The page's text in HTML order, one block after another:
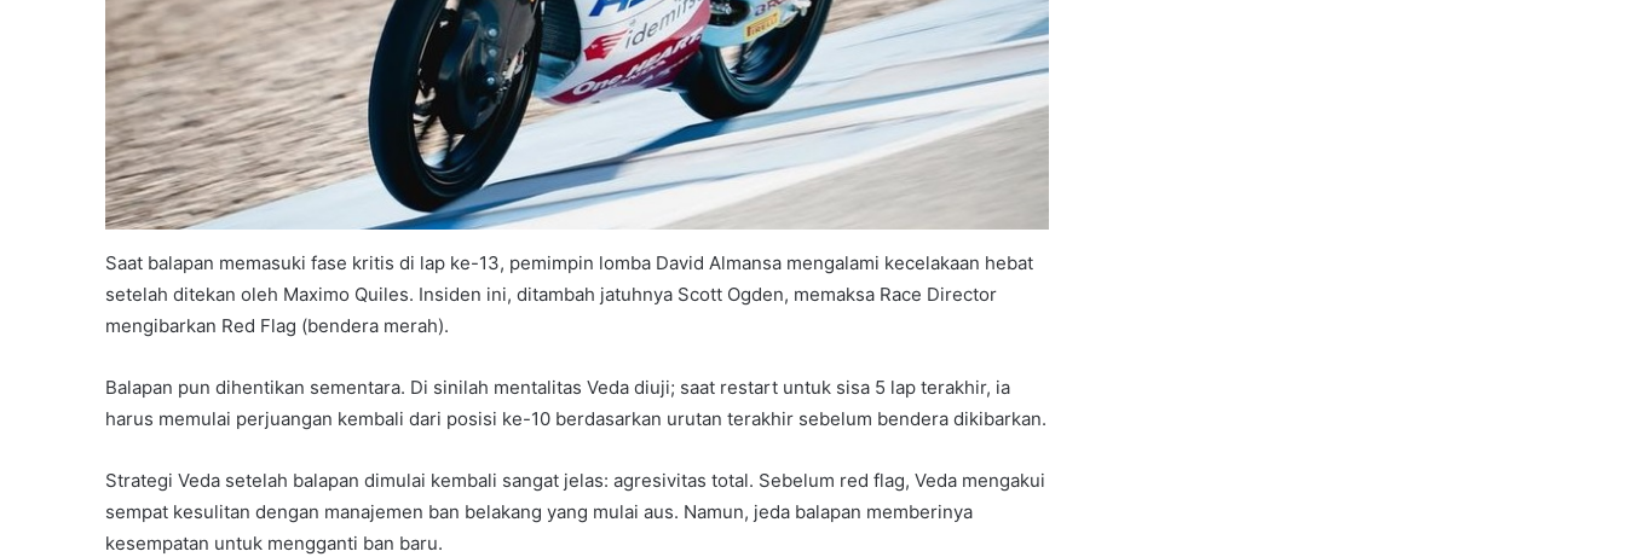
Saat balapan memasuki fase kritis di lap ke-13, pemimpin lomba David Almansa mengalami kecelakaan hebat
setelah ditekan oleh Maximo Quiles. Insiden ini, ditambah jatuhnya Scott Ogden, memaksa Race Director
mengibarkan Red Flag (bendera merah).
Balapan pun dihentikan sementara. Di sinilah mentalitas Veda diuji; saat restart untuk sisa 5 lap terakhir, ia
harus memulai perjuangan kembali dari posisi ke-10 berdasarkan urutan terakhir sebelum bendera dikibarkan.
Strategi Veda setelah balapan dimulai kembali sangat jelas: agresivitas total. Sebelum red flag, Veda mengakui
sempat kesulitan dengan manajemen ban belakang yang mulai aus. Namun, jeda balapan memberinya
kesempatan untuk mengganti ban baru.